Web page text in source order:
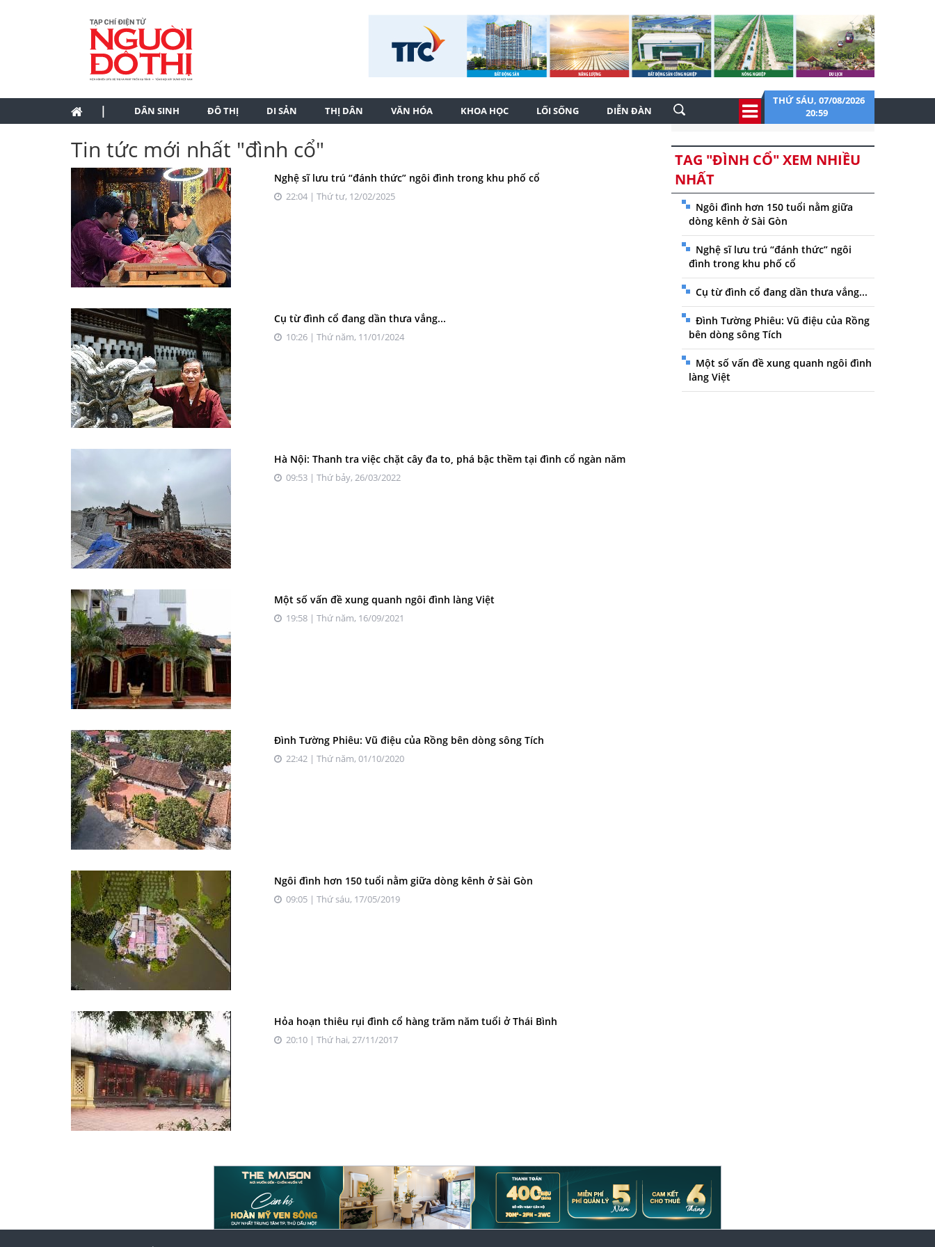
| DÂN SINH ĐÔ THỊ DI SẢN THỊ DÂN VĂN HÓA KHOA HỌC LỐI SỐNG DIỄN ĐÀN
THỨ SÁU, 07/08/2026
20:59
Tin tức mới nhất "đình cổ"
Nghệ sĩ lưu trú “đánh thức” ngôi đình trong khu phố cổ
22:04 | Thứ tư, 12/02/2025
Cụ từ đình cổ đang dần thưa vắng...
10:26 | Thứ năm, 11/01/2024
Hà Nội: Thanh tra việc chặt cây đa to, phá bậc thềm tại đình cổ ngàn năm
09:53 | Thứ bảy, 26/03/2022
Một số vấn đề xung quanh ngôi đình làng Việt
19:58 | Thứ năm, 16/09/2021
Đình Tường Phiêu: Vũ điệu của Rồng bên dòng sông Tích
22:42 | Thứ năm, 01/10/2020
Ngôi đình hơn 150 tuổi nằm giữa dòng kênh ở Sài Gòn
09:05 | Thứ sáu, 17/05/2019
Hỏa hoạn thiêu rụi đình cổ hàng trăm năm tuổi ở Thái Bình
20:10 | Thứ hai, 27/11/2017
TAG "ĐÌNH CỔ" XEM NHIỀU
NHẤT
Ngôi đình hơn 150 tuổi nằm giữa
dòng kênh ở Sài Gòn
Nghệ sĩ lưu trú “đánh thức” ngôi
đình trong khu phố cổ
Cụ từ đình cổ đang dần thưa vắng...
Đình Tường Phiêu: Vũ điệu của Rồng
bên dòng sông Tích
Một số vấn đề xung quanh ngôi đình
làng Việt